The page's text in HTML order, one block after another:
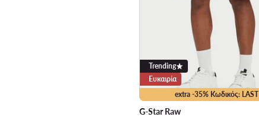
extra -35% Κωδικός: LAST
Trending
Ευκαιρία
G-Star Raw